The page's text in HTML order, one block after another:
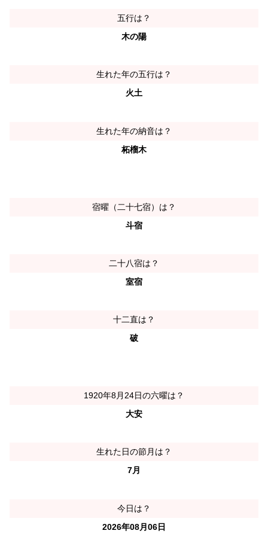
五行は？
木の陽
生れた年の五行は？
火土
生れた年の納音は？
柘榴木
宿曜（二十七宿）は？
斗宿
二十八宿は？
室宿
十二直は？
破
1920年8月24日の六曜は？
大安
生れた日の節月は？
7月
今日は？
2026年08月06日